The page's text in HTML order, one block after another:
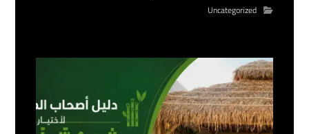
Uncategorized